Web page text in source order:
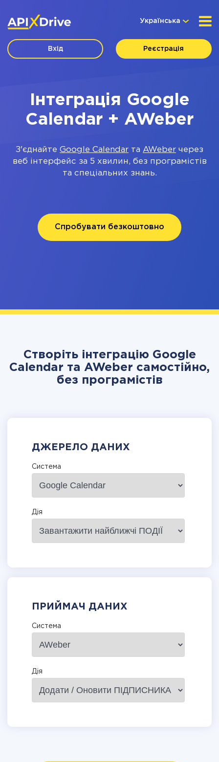
Українська
Вхід Реєстрація
Інтеграція Google
Calendar + AWeber
З'єднайте Google Calendar та AWeber через
веб інтерфейс за 5 хвилин, без програмістів
та спеціальних знань.
Спробувати безкоштовно
Створіть інтеграцію Google
Calendar та AWeber самостійно,
без програмістів
ДЖЕРЕЛО ДАНИХ
Система
Дія
ПРИЙМАЧ ДАНИХ
Система
Дія